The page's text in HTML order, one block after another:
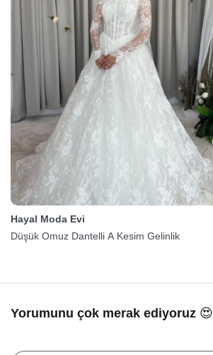
Hayal Moda Evi
Düşük Omuz Dantelli A Kesim Gelinlik
Yorumunu çok merak ediyoruz 😍